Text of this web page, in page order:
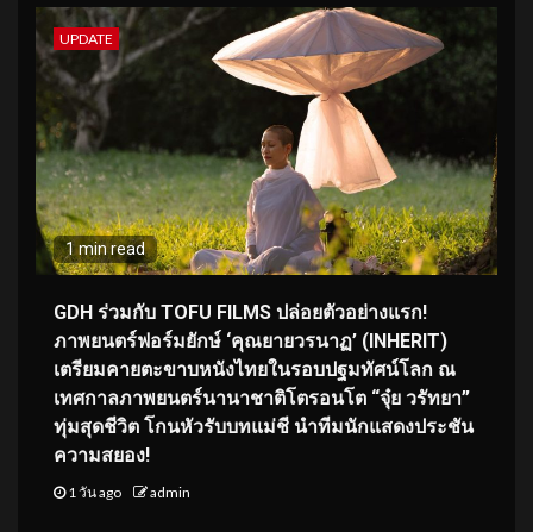
UPDATE
1 min read
GDH ร่วมกับ TOFU FILMS ปล่อยตัวอย่างแรก!
ภาพยนตร์ฟอร์มยักษ์ ‘คุณยายวรนาฏ’ (INHERIT)
เตรียมคายตะขาบหนังไทยในรอบปฐมทัศน์โลก ณ
เทศกาลภาพยนตร์นานาชาติโตรอนโต “จุ๋ย วรัทยา”
ทุ่มสุดชีวิต โกนหัวรับบทแม่ชี นำทีมนักแสดงประชัน
ความสยอง!
1 วัน ago admin